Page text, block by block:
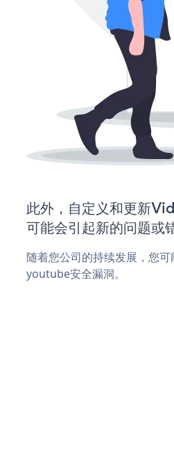
此外，自定义和更新
可能会引起新的问题或
随着您公司的持续发展，您
youtube安全漏洞。